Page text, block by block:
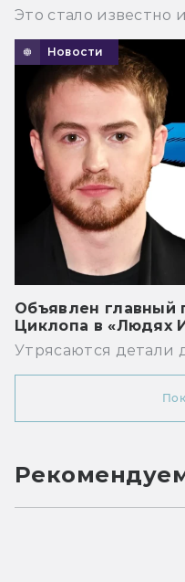
Это стало известно
Новости
Объявлен главный
Циклопа в «Людях
Утрясаются детали